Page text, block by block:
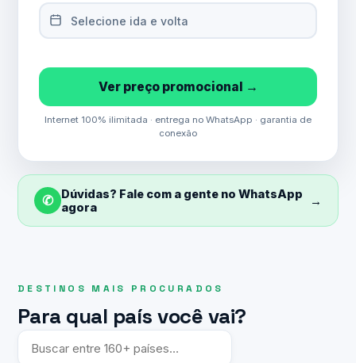
Selecione ida e volta
Ver preço promocional →
Internet 100% ilimitada · entrega no WhatsApp · garantia de
conexão
✆
Dúvidas? Fale com a gente no WhatsApp
agora
→
DESTINOS MAIS PROCURADOS
Para qual país você vai?